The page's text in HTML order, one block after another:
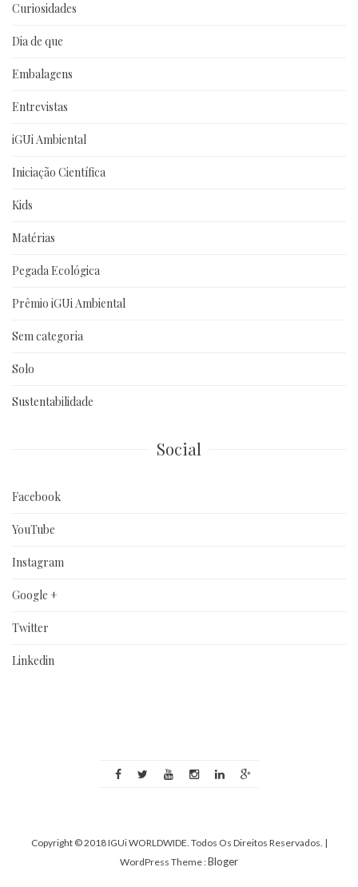
Curiosidades
Dia de que
Embalagens
Entrevistas
iGUi Ambiental
Iniciação Científica
Kids
Matérias
Pegada Ecológica
Prêmio iGUi Ambiental
Sem categoria
Solo
Sustentabilidade
Social
Facebook
YouTube
Instagram
Google +
Twitter
Linkedin
Copyright © 2018 IGUi WORLDWIDE. Todos Os Direitos Reservados. |
WordPress Theme :Bloger